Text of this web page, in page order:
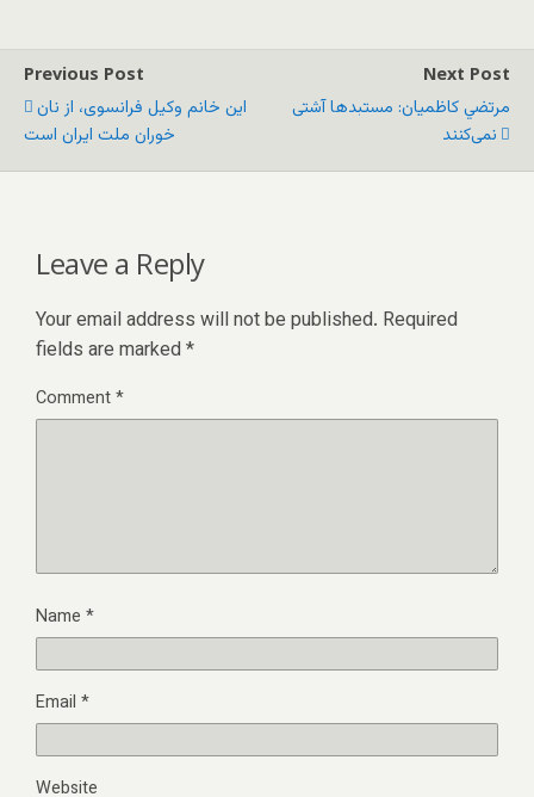
Previous Post
اين خانم وکیل فرانسوی، از نان
خوران ملت ایران است
Next Post
مرتضي كاظميان: مستبدها آشتی
نمی‌کنند
Leave a Reply
Your email address will not be published. Required
fields are marked *
Comment*
Name *
Email *
Website